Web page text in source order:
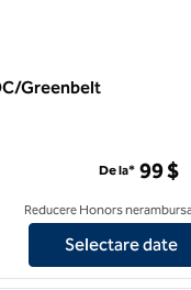
Greenbelt
Inn Washington DC/
De la* 99 $
Reducere Honors
Selectare date
1